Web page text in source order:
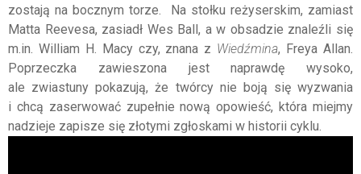
zostają na bocznym torze. Na stołku reżyserskim, zamiast
Matta Reevesa, zasiadł Wes Ball, a w obsadzie znaleźli się
m.in. William H. Macy czy, znana z Wiedźmina, Freya Allan.
Poprzeczka zawieszona jest naprawdę wysoko,
ale zwiastuny pokazują, że twórcy nie boją się wyzwania
i chcą zaserwować zupełnie nową opowieść, która miejmy
nadzieje zapisze się złotymi zgłoskami w historii cyklu.